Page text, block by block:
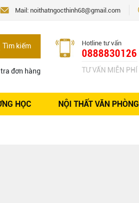
Mail: noithatngocthinh68@gmail.com
Tìm kiếm
đơn hàng
Hotline tư vấn
0888830126
TƯ VẤN MIỄN PHÍ
HỌC NỘI THẤT VĂN PHÒNG